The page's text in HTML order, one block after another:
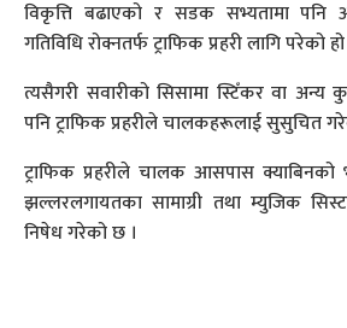
विकृत्ति बढाएको र सडक सभ्यतामा पनि
गतिविधि रोक्नतर्फ ट्राफिक प्रहरी लागि परेको
त्यसैगरी सवारीको सिसामा स्टिँकर वा अन्य
पनि ट्राफिक प्रहरीले चालकहरूलाई सुसुचित
ट्राफिक प्रहरीले चालक आसपास क्याबिनको
झल्लरलगायतका सामाग्री तथा म्युजिक
निषेध गरेको छ ।